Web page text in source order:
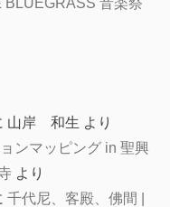
山岸 和生 より
ンマッピング in 聖興
より
千代尼、客殿、佛間 |